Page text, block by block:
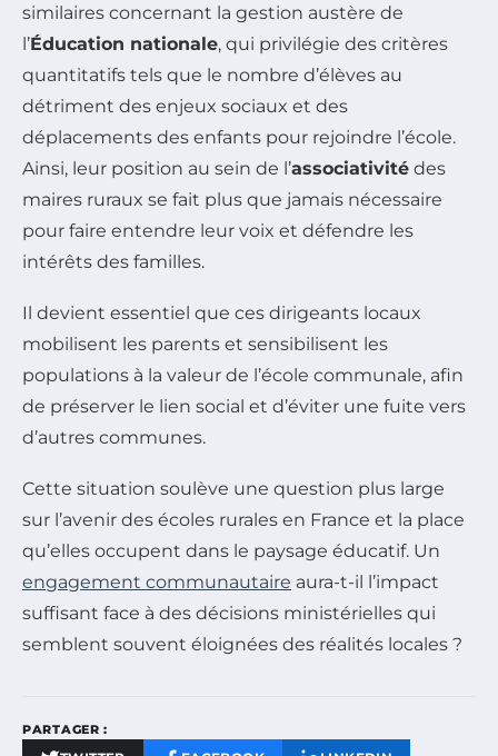
similaires concernant la gestion austère de
l’Éducation nationale, qui privilégie des critères
quantitatifs tels que le nombre d’élèves au
détriment des enjeux sociaux et des
déplacements des enfants pour rejoindre l’école.
Ainsi, leur position au sein de l’associativité des
maires ruraux se fait plus que jamais nécessaire
pour faire entendre leur voix et défendre les
intérêts des familles.
Il devient essentiel que ces dirigeants locaux
mobilisent les parents et sensibilisent les
populations à la valeur de l’école communale, afin
de préserver le lien social et d’éviter une fuite vers
d’autres communes.
Cette situation soulève une question plus large
sur l’avenir des écoles rurales en France et la place
qu’elles occupent dans le paysage éducatif. Un
engagement communautaire aura-t-il l’impact
suffisant face à des décisions ministérielles qui
semblent souvent éloignées des réalités locales ?
PARTAGER :